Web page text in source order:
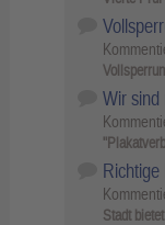
Wir sind
Stadt